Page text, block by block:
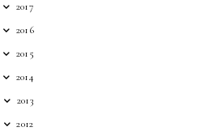
2017
2016
2015
2014
2013
2012